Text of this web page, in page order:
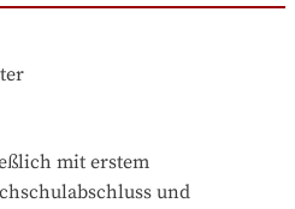
mit erstem
und